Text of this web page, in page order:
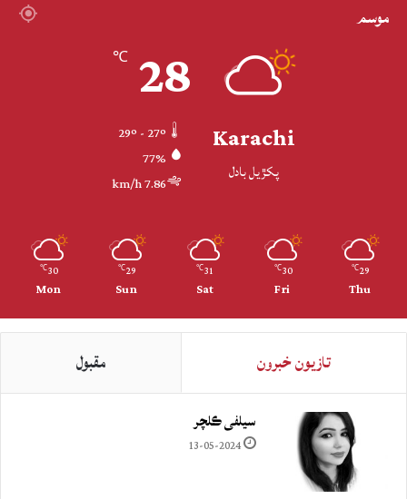
موسم
Karachi
پکڙيل بادل
28
℃
77%
7.86 km/h
29
℃
Thu
30
℃
Fri
31
℃
Sat
29
℃
Sun
30
℃
Mon
تازيون خبرون مقبول
سيلفي ڪلچر
13-05-2024